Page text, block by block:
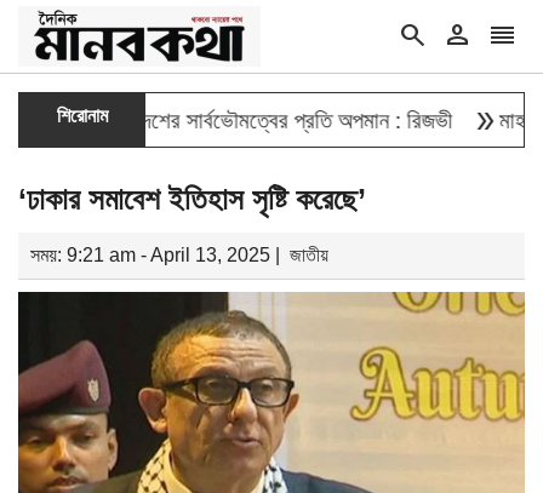
search person reorder
শিরোনাম
বাংলাদেশের সার্বভৌমত্বের প্রতি অপমান : রিজভী double_arrowমাহবুব আলী
‘ঢাকার সমাবেশ ইতিহাস সৃষ্টি করেছে’
সময়: 9:21 am - April 13, 2025 | জাতীয়